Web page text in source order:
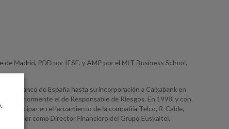
Madrid, PDD por IESE, y AMP por el MIT Business School,
Banco de España hasta su incorporación a Caixabank en
el de Responsable de Riesgos. En 1998, y con
participar en el lanzamiento de la compañía Telco, R-Cable,
sector como Director Financiero del Grupo Euskaltel.